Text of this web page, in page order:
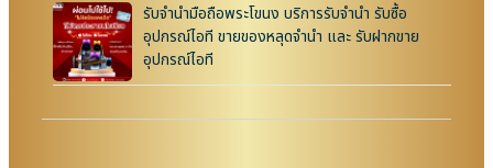
รับจำนำมือถือพระโขนง บริการรับจำนำ รับซื้อ
อุปกรณ์ไอที ขายของหลุดจำนำ และ รับฝากขาย
อุปกรณ์ไอที